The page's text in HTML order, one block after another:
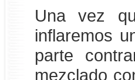
Una vez
inflaremos
parte
mezclado